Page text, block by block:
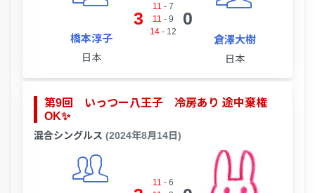
橋本淳子
日本
3
11 - 7
11 - 9
14- 12
0
倉澤大樹
日本
第9回 いっつー八王子 冷房あり 途中棄権
OK✨
混合シングルス (2024年8月14日)
11 - 6